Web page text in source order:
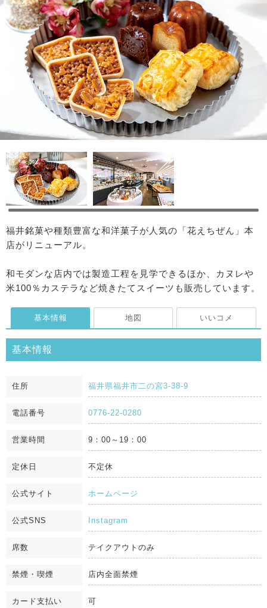
福井銘菓や種類豊富な和洋菓子が人気の「花えちぜん」本
店がリニューアル。
和モダンな店内では製造工程を見学できるほか、カヌレや
米100％カステラなど焼きたてスイーツも販売しています。
基本情報 地図 いいコメ
基本情報
住所 福井県福井市二の宮3-38-9
電話番号 0776-22-0280
営業時間 9：00～19：00
定休日 不定休
公式サイト ホームページ
公式SNS Instagram
席数 テイクアウトのみ
禁煙・喫煙 店内全面禁煙
カード支払い 可